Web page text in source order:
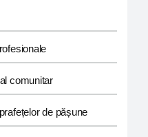
comunitar
de pășune